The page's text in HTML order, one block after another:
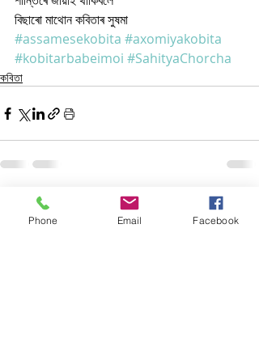
বিছাৰো মাথোন কবিতাৰ সুষমা
#assamesekobita #axomiyakobita
#kobitarbabeimoi #SahityaChorcha
কবিতা
Related Posts
Phone Email Facebook